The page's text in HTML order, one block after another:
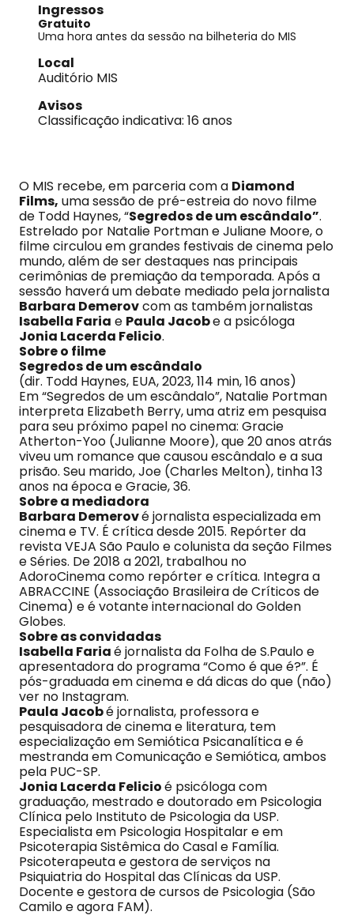
Ingressos
Gratuito
Uma hora antes da sessão na bilheteria do MIS
Local
Auditório MIS
Avisos
Classificação indicativa: 16 anos
O MIS recebe, em parceria com a Diamond
Films, uma sessão de pré-estreia do novo filme
de Todd Haynes, “Segredos de um escândalo”.
Estrelado por Natalie Portman e Juliane Moore, o
filme circulou em grandes festivais de cinema pelo
mundo, além de ser destaques nas principais
cerimônias de premiação da temporada. Após a
sessão haverá um debate mediado pela jornalista
Barbara Demerovcom as também jornalistas
Isabella Faria e Paula Jacobe a psicóloga
Jonia Lacerda Felicio.
Sobre o filme
Segredos de um escândalo
(dir. Todd Haynes, EUA, 2023, 114 min, 16 anos)
Em “Segredos de um escândalo”, Natalie Portman
interpreta Elizabeth Berry, uma atriz em pesquisa
para seu próximo papel no cinema: Gracie
Atherton-Yoo (Julianne Moore), que 20 anos atrás
viveu um romance que causou escândalo e a sua
prisão. Seu marido, Joe (Charles Melton), tinha 13
anos na época e Gracie, 36.
Sobre a mediadora
Barbara Demerové jornalista especializada em
cinema e TV. É crítica desde 2015. Repórter da
revista VEJA São Paulo e colunista da seção Filmes
e Séries. De 2018 a 2021, trabalhou no
AdoroCinema como repórter e crítica. Integra a
ABRACCINE (Associação Brasileira de Críticos de
Cinema) e é votante internacional do Golden
Globes.
Sobre as convidadas
Isabella Fariaé jornalista da Folha de S.Paulo e
apresentadora do programa “Como é que é?”. É
pós-graduada em cinema e dá dicas do que (não)
ver no Instagram.
Paula Jacobé jornalista, professora e
pesquisadora de cinema e literatura, tem
especialização em Semiótica Psicanalítica e é
mestranda em Comunicação e Semiótica, ambos
pela PUC-SP.
Jonia Lacerda Felicioé psicóloga com
graduação, mestrado e doutorado em Psicologia
Clínica pelo Instituto de Psicologia da USP.
Especialista em Psicologia Hospitalar e em
Psicoterapia Sistêmica do Casal e Família.
Psicoterapeuta e gestora de serviços na
Psiquiatria do Hospital das Clínicas da USP.
Docente e gestora de cursos de Psicologia (São
Camilo e agora FAM).